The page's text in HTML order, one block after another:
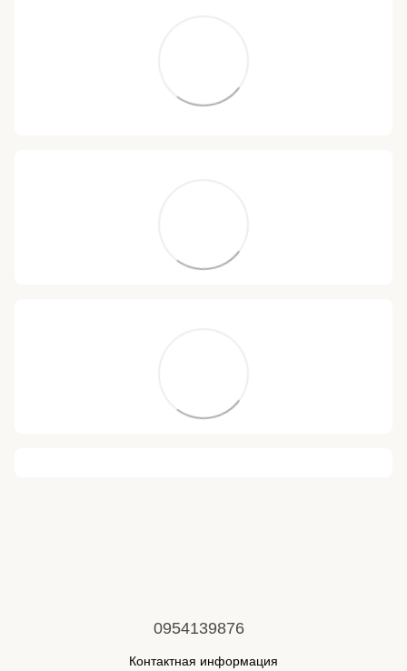
0954139876
Контактная информация